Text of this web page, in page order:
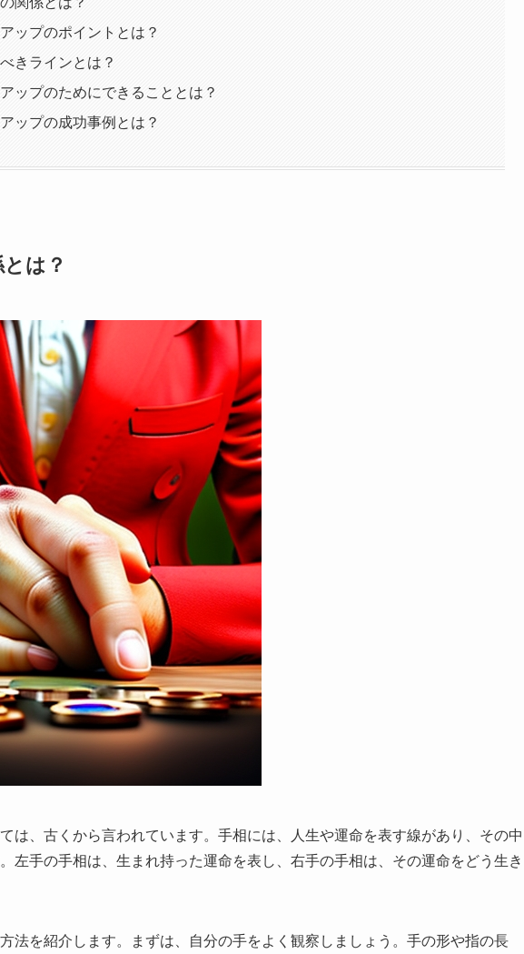
ップのポイントとは？
きラインとは？
ップのためにできることとは？
ップの成功事例とは？
は？
は、古くから言われています。手相には、人生や運命を表す線があり、その中
左手の手相は、生まれ持った運命を表し、右手の手相は、その運命をどう生き
法を紹介します。まずは、自分の手をよく観察しましょう。手の形や指の長